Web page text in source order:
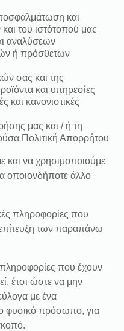
και
του ιστότοπού μας
αναλύσεων
ή πρόσθετων
σας και της
και υπηρεσίες
κανονιστικές
μας και / ή τη
Πολιτική Απορρήτου
και να χρησιμοποιούμε
οποιονδήποτε άλλο
πληροφορίες που
των παραπάνω
που έχουν
έτσι ώστε να μην
με ένα
φυσικό πρόσωπο, για